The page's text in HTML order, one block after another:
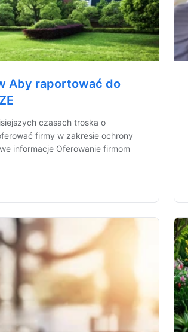
Aby raportować do
czasach troska o
firmy w zakresie ochrony
informacje Oferowanie firmom